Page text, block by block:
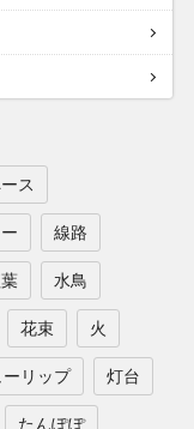
ス
線路
水鳥
花束 火
ーリップ 灯台
たんぽぽ